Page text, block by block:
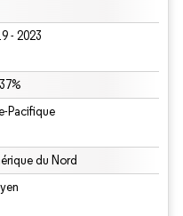
- 2023
Pacifique
du Nord